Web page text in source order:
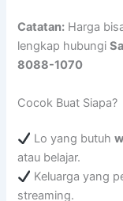
Catatan: Harga
lengkap hubungi
8088-1070
Cocok Buat Siapa?
Lo yang butuh
atau belajar.
Keluarga yang
streaming.